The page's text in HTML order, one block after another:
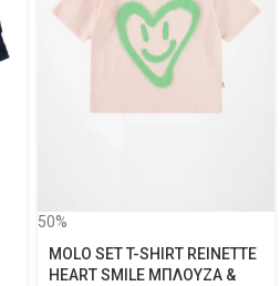
50%
MOLO SET T-SHIRT REINETTE
HEART SMILE ΜΠΛΟΥΖΑ &